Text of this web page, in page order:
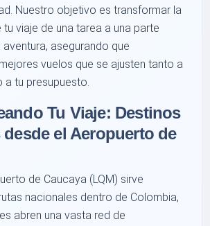
Nuestro objetivo es transformar la
viaje de una tarea a una parte
asegurando que
vuelos que se ajusten tanto a
tu presupuesto.
Tu Viaje: Destinos
el Aeropuerto de
de Caucaya (LQM) sirve
nacionales dentro de Colombia,
abren una vasta red de